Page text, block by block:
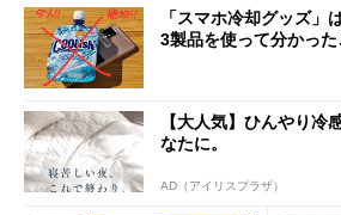
「スマホ冷却グッズ
3製品を使って分かった
【大人気】ひんやり冷
なたに。
AD（アイリスプラザ）